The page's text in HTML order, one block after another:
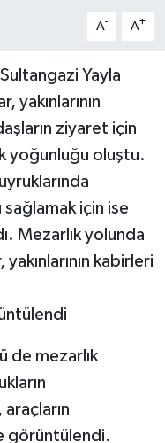
A- A+
Yayla
yakınlarının
ziyaret için
yoğunluğu oluştu.
sağlamak için ise
Mezarlık yolunda
kabirleri
de mezarlık
görüntülendi.